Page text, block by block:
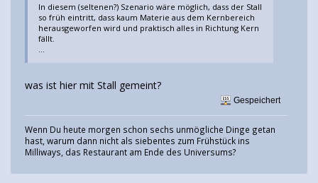
In diesem (seltenen?) Szenario wäre möglich, dass der Stall
so früh eintritt, dass kaum Materie aus dem Kernbereich
herausgeworfen wird und praktisch alles in Richtung Kern
fällt.
was ist hier mit Stall gemeint?
Gespeichert
Wenn Du heute morgen schon sechs unmögliche Dinge getan
hast, warum dann nicht als siebentes zum Frühstück ins
Milliways, das Restaurant am Ende des Universums?